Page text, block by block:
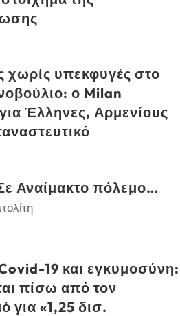
χωρίς υπεκφυγές στο
ο Milan
Έλληνες, Αρμενίους
Αναίμακτο πόλεμο…
19 και εγκυμοσύνη:
πίσω από τον
για «1,25 δισ.